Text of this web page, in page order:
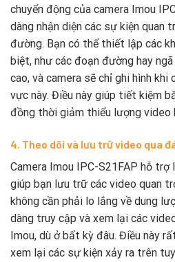
chuyển động của camera Imou
dàng nhận diện các sự kiện quan
đường. Bạn có thể thiết lập các
biệt, như các đoạn đường hay
cao, và camera sẽ chỉ ghi hình khi
vực này. Điều này giúp tiết kiệm
đồng thời giảm thiểu lượng video
4. Theo dõi và lưu trữ video qua
Camera Imou IPC-S21FAP hỗ
giúp bạn lưu trữ các video quan
không cần phải lo lắng về dung
dàng truy cập và xem lại các
Imou, dù ở bất kỳ đâu. Điều này
xem lại các sự kiện xảy ra trên